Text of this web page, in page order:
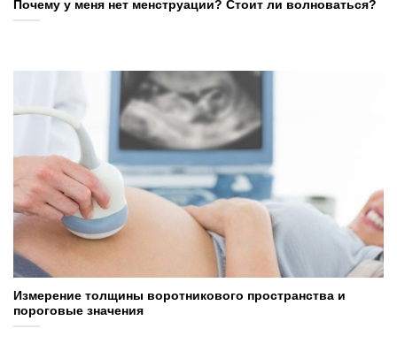
Почему у меня нет менструации? Стоит ли волноваться?
Измерение толщины воротникового пространства и
пороговые значения